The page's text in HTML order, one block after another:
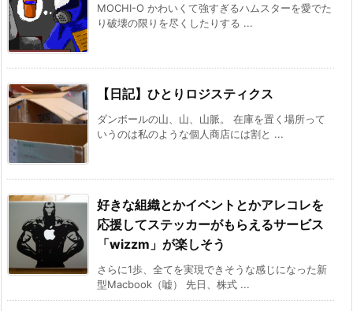
MOCHI-O かわいくて強すぎるハムスターを愛でた
り破壊の限りを尽くしたりする ...
【日記】ひとりロジスティクス
ダンボールの山、山、山脈。 在庫を置く場所って
いうのは私のような個人商店には割と ...
好きな組織とかイベントとかアレコレを
応援してステッカーがもらえるサービス
「wizzm」が楽しそう
さらに1歩、全てを実現できそうな感じになった新
型Macbook（嘘） 先日、株式 ...